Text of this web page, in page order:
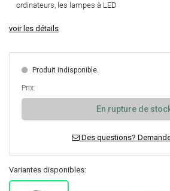
ordinateurs, les lampes à LED
voir les détails
Produit indisponible.
Prix:
En rupture de
Des questions?
Variantes disponibles: